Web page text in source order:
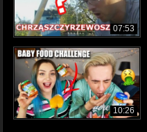
07:53
10:26